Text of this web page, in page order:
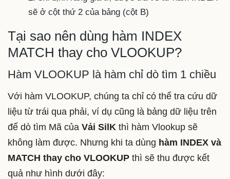
sẽ ở cột thứ 2 của bảng (cột B)
Tại sao nên dùng hàm INDEX
MATCH thay cho VLOOKUP?
Hàm VLOOKUP là hàm chỉ dò tìm 1 chiều
Với hàm VLOOKUP, chúng ta chỉ có thể tra cứu dữ
liệu từ trái qua phải, ví dụ cũng là bảng dữ liệu trên
để dò tìm Mã của Vải SilK thì hàm Vlookup sẽ
không làm được. Nhưng khi ta dùng hàm INDEX và
MATCH thay cho VLOOKUP thì sẽ thu được kết
quả như hình dưới đây: